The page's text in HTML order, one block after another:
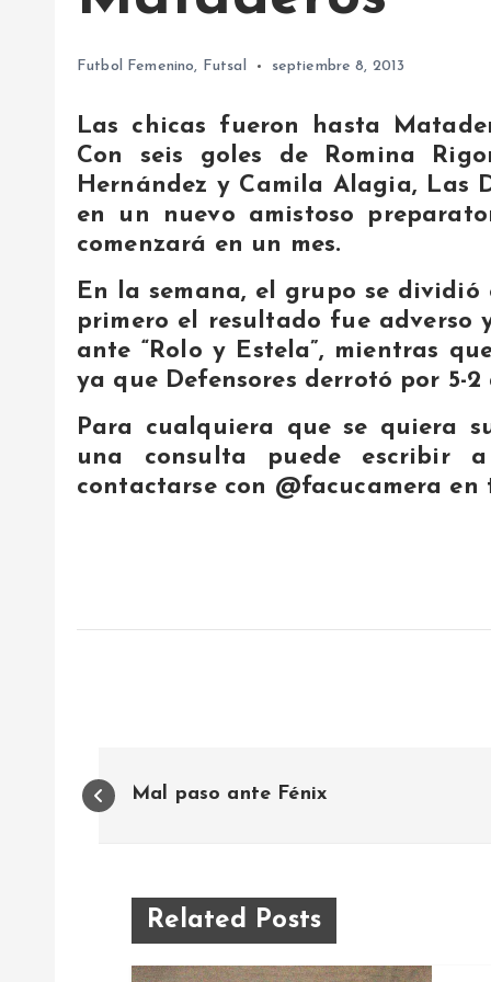
Futbol Femenino, Futsal septiembre 8, 2013
Las chicas fueron hasta
Con seis goles de Romina
Hernández y Camila Alagia, Las
en un nuevo amistoso
comenzará en un mes.
En la semana, el grupo se dividió
primero el resultado fue adverso
ante “Rolo y Estela”, mientras
ya que Defensores derrotó por 5-2
Para cualquiera que se quiera
una consulta puede escribir
contactarse con @facucamera en
N
Mal paso ante Fénix
Related Posts